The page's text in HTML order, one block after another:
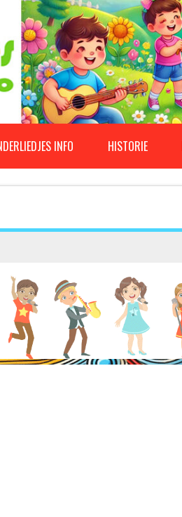
INFO HISTORIE